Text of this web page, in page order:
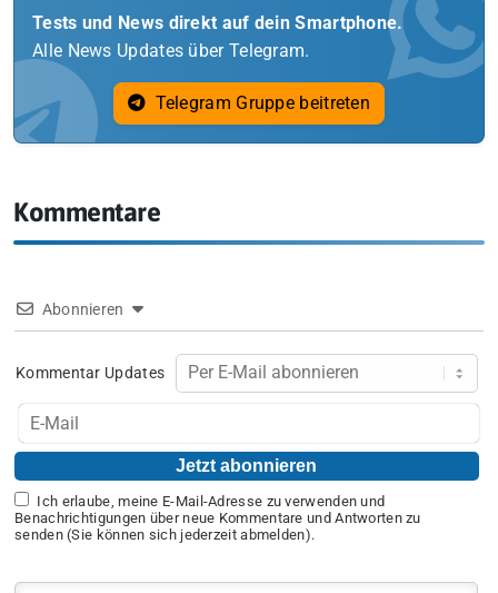
Tests und News direkt auf dein Smartphone.
Alle News Updates über Telegram.
Telegram Gruppe beitreten
Kommentare
Abonnieren
Kommentar Updates
Ich erlaube, meine E-Mail-Adresse zu verwenden und
Benachrichtigungen über neue Kommentare und Antworten zu
senden (Sie können sich jederzeit abmelden).